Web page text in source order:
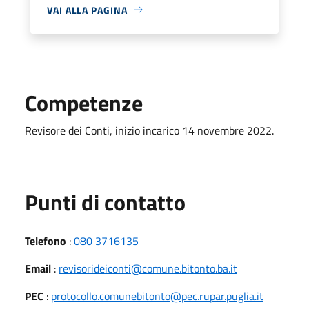
VAI ALLA PAGINA
Competenze
Revisore dei Conti, inizio incarico 14 novembre 2022.
Punti di contatto
Telefono :080 3716135
Email : revisorideiconti@comune.bitonto.ba.it
PEC : protocollo.comunebitonto@pec.rupar.puglia.it